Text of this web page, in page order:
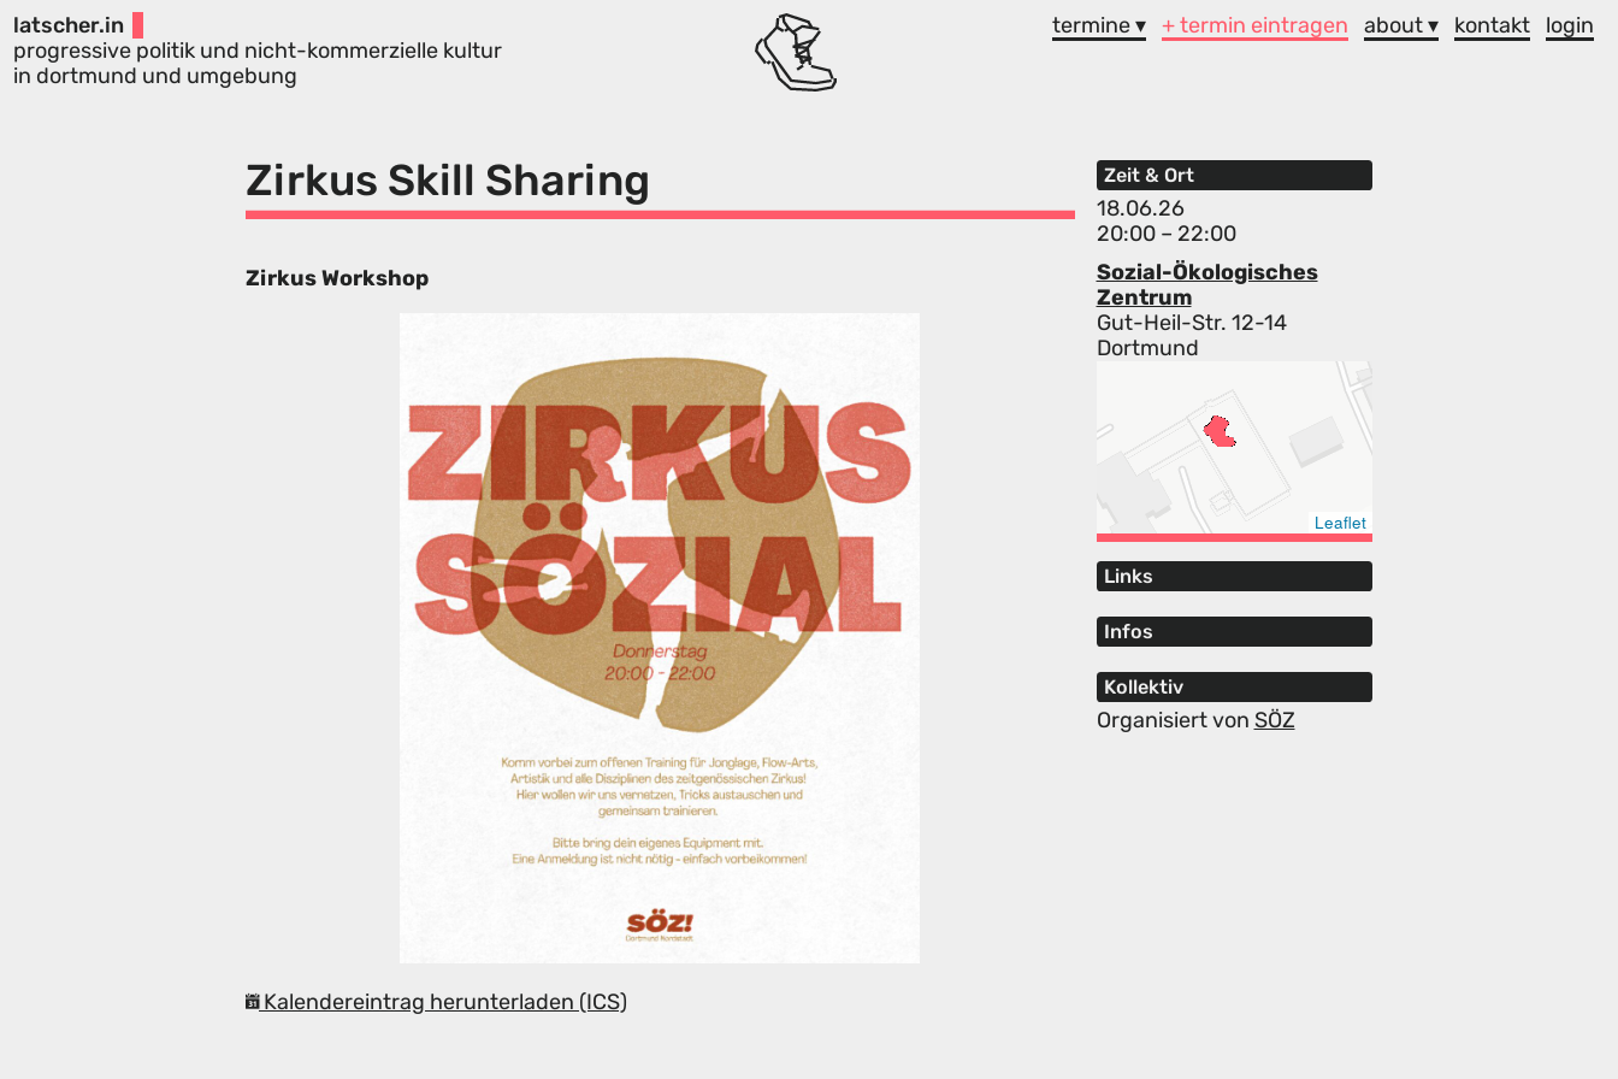
latscher.in
progressive politik und nicht-kommerzielle kultur
in dortmund und umgebung
termine ▾ + termin eintragen about ▾ kontakt login
Zirkus Skill Sharing Zeit & Ort
18.06.26
20:00 – 22:00
Sozial-Ökologisches
Zentrum
Gut-Heil-Str. 12-14
Dortmund
Leaflet
Links
Infos
Kollektiv
Organisiert von SÖZ
Zirkus Workshop
Kalendereintrag herunterladen (ICS)